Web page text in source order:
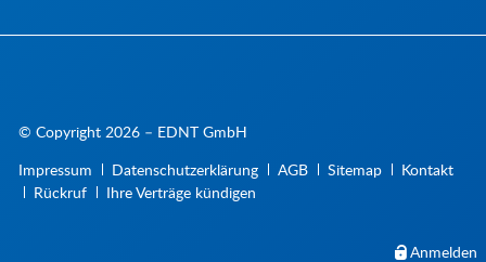
© Copyright 2026 – EDNT GmbH
Navigation
überspringen
Impressum Datenschutzerklärung AGB Sitemap
Kontakt
Rückruf
Ihre Verträge kündigen
Anmelden